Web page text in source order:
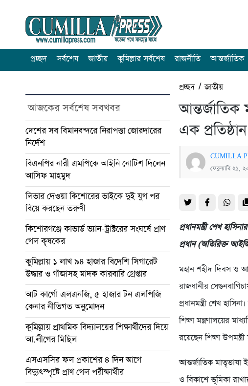
প্রচ্ছদ সর্বশেষ জাতীয় কুমিল্লার সর্বশেষ রাজনীতি আন্তর্জাতিক
আজকের সর্বশেষ সবখবর
দেশের সব বিমানবন্দরে নিরাপত্তা জোরদারের
নির্দেশ
বিএনপির নারী এমপিকে আইনি নোটিশ দিলেন
আসিফ মাহমুদ
লিভার দেওয়া কিশোরের ভাইকে দুই যুগ পর
বিয়ে করছেন তরুণী
কিশোরগঞ্জে কাভার্ড ভ্যান-ট্রাক্টরের সংঘর্ষে প্রাণ
গেল কৃষকের
কুমিল্লায় ১ লাখ ৯৪ হাজার বিদেশি সিগারেট
উদ্ধার ও গাঁজাসহ মাদক কারবারি গ্রেপ্তার
আট কার্গো এলএনজি, ৫ হাজার টন এলপিজি
কেনার নীতিগত অনুমোদন
কুমিল্লায় প্রাথমিক বিদ্যালয়ের শিক্ষার্থীদের দিয়ে
আ.লীগের মিছিল
এসএসসির ফল প্রকাশের ৪ দিন আগে
বিদ্যুৎস্পৃষ্টে প্রাণ গেল পরীক্ষার্থীর
প্রচ্ছদ/জাতীয়
এক প্রতিষ্ঠান
CUMILLA
ফেব্রুয়ারি ২১,
প্রধানমন্ত্রী শেখ
প্রধান (অতিরিক্ত
মহান শহীদ দিবস ও
রাজধানীর
প্রধানমন্ত্রী শেখ
শিক্ষা মন্ত্রণালয়ের
রয়েছেন শিক্ষা
আন্তর্জাতিক মাতৃভাষা
ও বিকাশে ভূমিকা